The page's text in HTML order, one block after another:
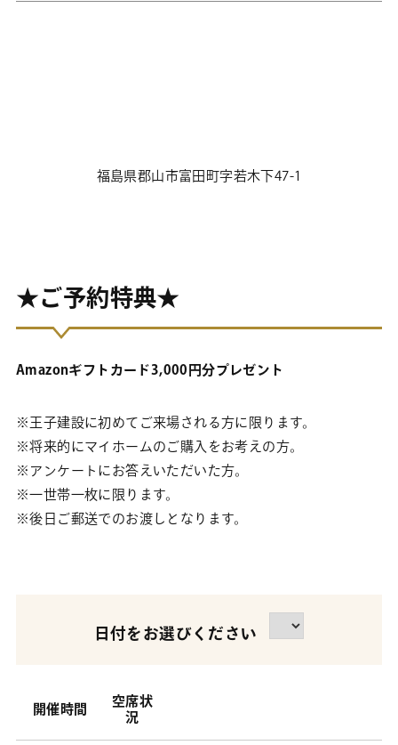
福島県郡山市富田町字若木下47-1
★ご予約特典★
Amazonギフトカード3,000円分プレゼント
※王子建設に初めてご来場される方に限ります。
※将来的にマイホームのご購入をお考えの方。
※アンケートにお答えいただいた方。
※一世帯一枚に限ります。
※後日ご郵送でのお渡しとなります。
日付をお選びください
開催時間
空席状
況